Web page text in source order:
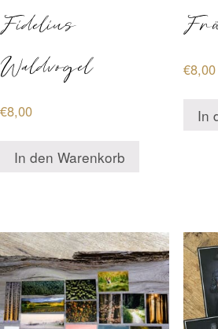
Fidelius
Waldvogel
€8,00
In den Warenkorb
€8,00
In